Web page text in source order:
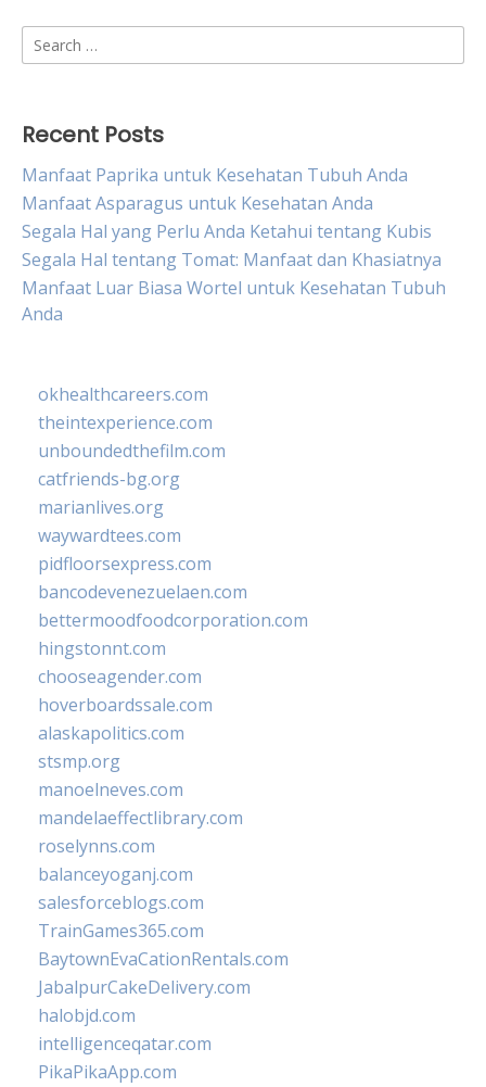
Search
for:
Recent Posts
Manfaat Paprika untuk Kesehatan Tubuh Anda
Manfaat Asparagus untuk Kesehatan Anda
Segala Hal yang Perlu Anda Ketahui tentang Kubis
Segala Hal tentang Tomat: Manfaat dan Khasiatnya
Manfaat Luar Biasa Wortel untuk Kesehatan Tubuh
Anda
okhealthcareers.com
theintexperience.com
unboundedthefilm.com
catfriends-bg.org
marianlives.org
waywardtees.com
pidfloorsexpress.com
bancodevenezuelaen.com
bettermoodfoodcorporation.com
hingstonnt.com
chooseagender.com
hoverboardssale.com
alaskapolitics.com
stsmp.org
manoelneves.com
mandelaeffectlibrary.com
roselynns.com
balanceyoganj.com
salesforceblogs.com
TrainGames365.com
BaytownEvaCationRentals.com
JabalpurCakeDelivery.com
halobjd.com
intelligenceqatar.com
PikaPikaApp.com